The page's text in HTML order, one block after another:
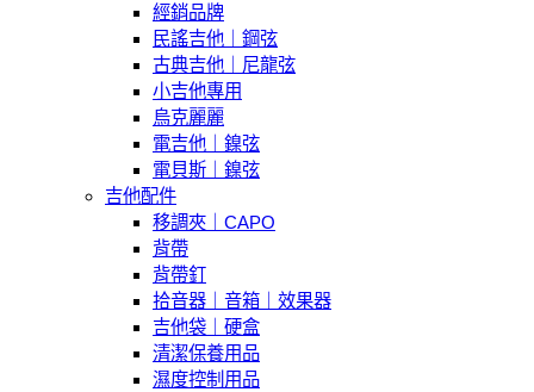
經銷品牌
民謠吉他｜鋼弦
古典吉他｜尼龍弦
小吉他專用
烏克麗麗
電吉他｜鎳弦
電貝斯｜鎳弦
吉他配件
移調夾｜CAPO
背帶
背帶釘
拾音器｜音箱｜效果器
吉他袋｜硬盒
清潔保養用品
濕度控制用品